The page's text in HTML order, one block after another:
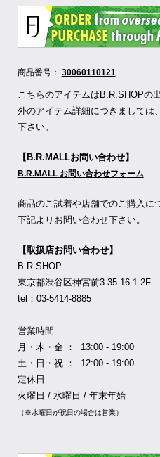
商品番号： 30060110121
こちらのアイテムはB.R.SHOPの
外のアイテム詳細につきましては
下さい。
【B.R.MALLお問い合わせ】
B.R.MALL お問い合わせフォーム
商品のご試着や店舗でのご購入に
下記よりお問い合わせ下さい。
【取扱店お問い合わせ】
B.R.SHOP
東京都渋谷区神宮前3-35-16 1-2F
tel：03-5414-8885
営業時間
月・木・金 ： 13:00 - 19:00
土・日・祝 ： 12:00 - 19:00
定休日
火曜日 / 水曜日 / 年末年始
（※水曜日が祝日の場合は営業）